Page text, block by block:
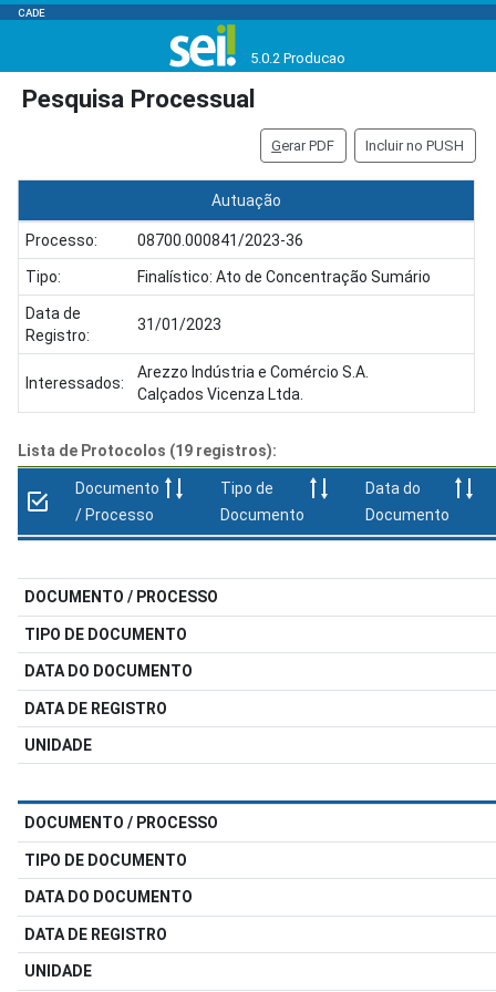
CADE
5.0.2 Producao
Pesquisa Processual
Gerar PDF Incluir no PUSH
Autuação
Processo: 08700.000841/2023-36
Tipo: Finalístico: Ato de Concentração Sumário
Data de
Registro:
31/01/2023
Interessados:
Arezzo Indústria e Comércio S.A.
Calçados Vicenza Ltda.
Lista de Protocolos (19 registros):
Documento
/ Processo
Tipo de
Documento
Data do
Documento